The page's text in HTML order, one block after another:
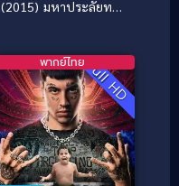
(2015) มหาประลัยทวง
Full HD
พากย์ไทย